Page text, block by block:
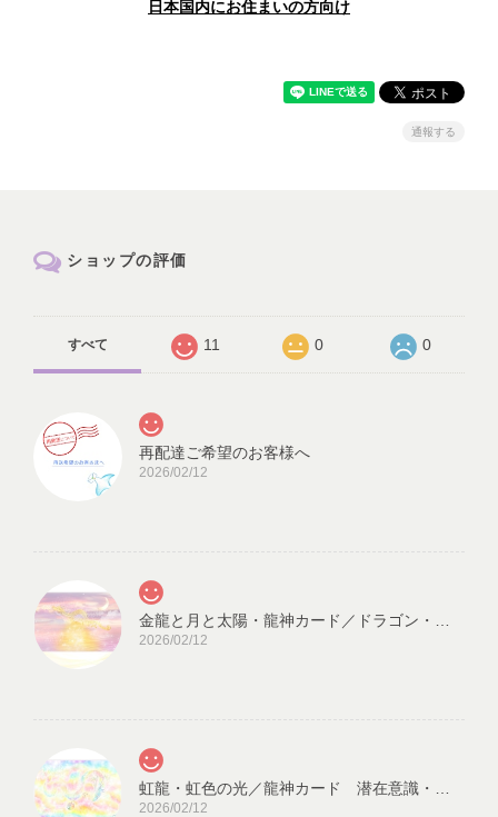
日本国内にお住まいの方向け
通報する
ショップの評価
すべて 11 0 0
再配達ご希望のお客様へ
2026/02/12
2026/02/12
2026/02/12